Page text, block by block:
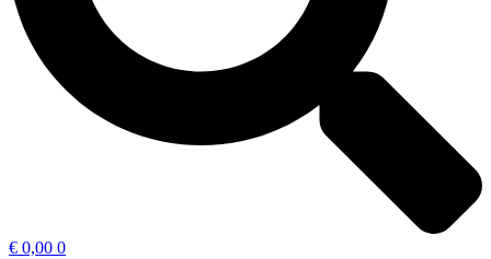
€ 0,00 0